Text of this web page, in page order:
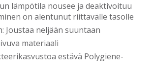
lämpötila nousee ja deaktivoituu
on alentunut riittävälle tasolle
Joustaa neljään suuntaan
materiaali
estävä Polygiene-